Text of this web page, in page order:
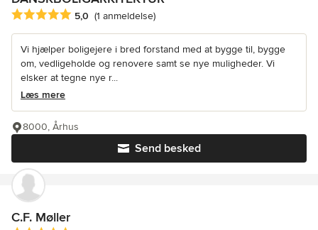
Gennemsnitlig bedømmelse: 5 ud af 5 stjerner
5,0 (1 anmeldelse)
Vi hjælper boligejere i bred forstand med at bygge til, bygge
om, vedligeholde og renovere samt se nye muligheder. Vi
elsker at tegne nye r...
Læs mere
Send besked
8000, Århus
C.F. Møller